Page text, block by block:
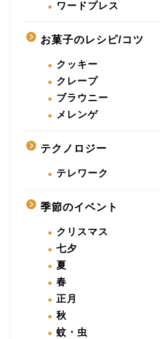
ワードプレス
お菓子のレシピ/コツ
クッキー
クレープ
ブラウニー
メレンゲ
テクノロジー
テレワーク
季節のイベント
クリスマス
七夕
夏
春
正月
秋
蚊・虫